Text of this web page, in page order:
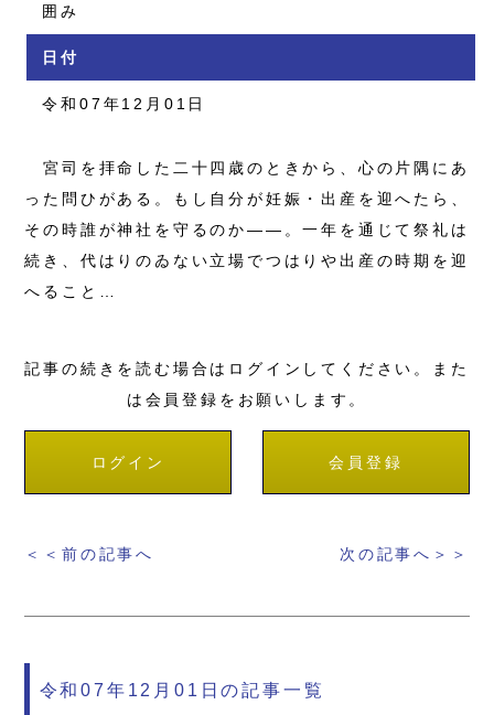
囲み
日付
令和07年12月01日
宮司を拝命した二十四歳のときから、心の片隅にあ
った問ひがある。もし自分が妊娠・出産を迎へたら、
その時誰が神社を守るのか――。一年を通じて祭礼は
続き、代はりのゐない立場でつはりや出産の時期を迎
へること…
記事の続きを読む場合はログインしてください。また
は会員登録をお願いします。
ログイン 会員登録
＜＜前の記事へ 次の記事へ＞＞
令和07年12月01日の記事一覧